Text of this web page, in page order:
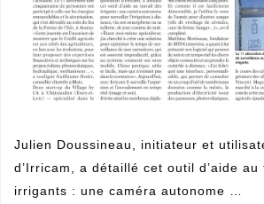
Julien Doussineau, initiateur et
d’Irricam, a détaillé cet outil d’aide au
READ MORE